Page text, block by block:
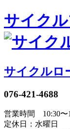
サイク
サイクルロ
076-421-4688
営業時間 10:30〜
定休日：水曜日